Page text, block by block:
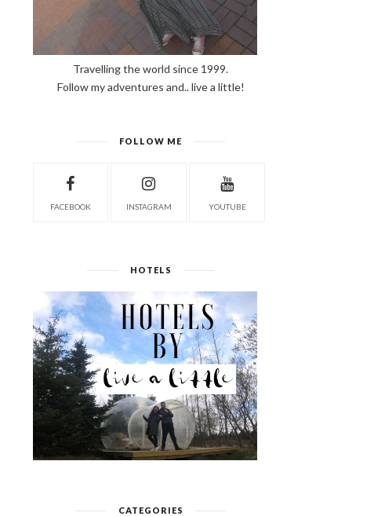
Travelling the world since 1999.
Follow my adventures and.. live a little!
FOLLOW ME
FACEBOOK INSTAGRAM YOUTUBE
HOTELS
CATEGORIES